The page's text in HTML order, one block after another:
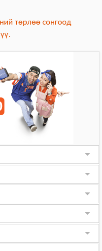
төрлөө сонгоод